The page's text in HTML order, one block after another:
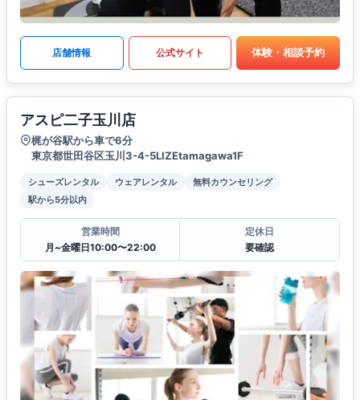
店舗情報 公式サイト 体験・相談予約
アスピ二子玉川店
梶が谷駅から車で6分
東京都世田谷区玉川3-4-5LIZEtamagawa1F
シューズレンタル ウェアレンタル
無料カウンセリング
駅から5分以内
営業時間
月~金曜日10:00〜22:00
定休日
要確認